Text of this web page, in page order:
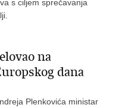
s ciljem sprečavanja
na
dana
Plenkovića ministar